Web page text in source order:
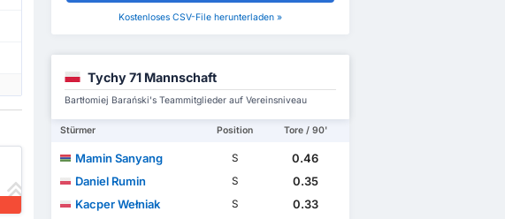
Kostenloses CSV-File herunterladen »
Tychy 71 Mannschaft
Bartłomiej Barański's Teammitglieder auf Vereinsniveau
Stürmer Position Tore / 90'
Mamin Sanyang S
0.46
Daniel Rumin
S
0.35
Kacper Wełniak
S
0.33